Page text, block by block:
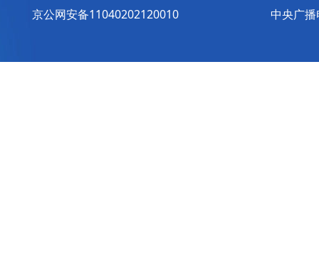
京公网安备11040202120010 中央广